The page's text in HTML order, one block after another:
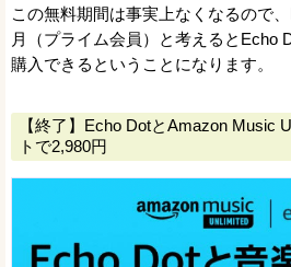
この無料期間は事実上なくなるので
月（プライム会員）と考えるとEcho
購入できるということになります。
【終了】Echo DotとAmazon Music
トで2,980円